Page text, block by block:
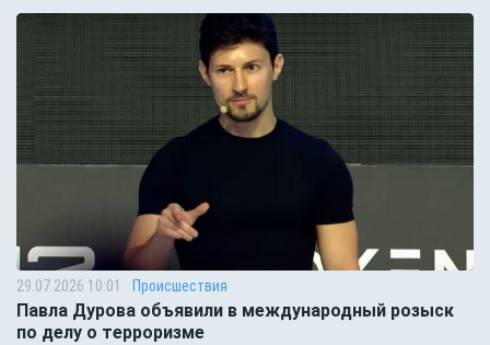
29.07.2026 10:01 Происшествия
Павла Дурова объявили в международный розыск
по делу о терроризме